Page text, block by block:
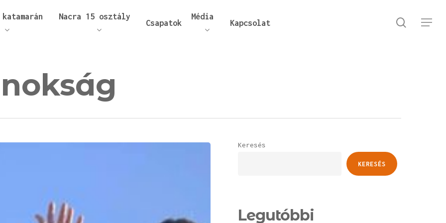
Nacra 15 osztály
Csapatok
Média
Kapcsolat keresés
Menu
Keresés
KERESÉS
Legutóbbi